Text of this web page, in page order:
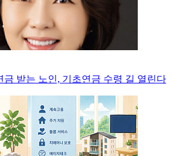
금 받는 노인, 기초연금 수령 길 열린다